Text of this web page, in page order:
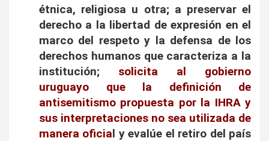
étnica, religiosa u otra; a preservar el
derecho a la libertad de expresión en el
marco del respeto y la defensa de los
derechos humanos que caracteriza a la
institución; solicita al gobierno
uruguayo que la definición de
antisemitismo propuesta por la IHRA y
sus interpretaciones no sea utilizada de
manera oficial y evalúe el retiro del país